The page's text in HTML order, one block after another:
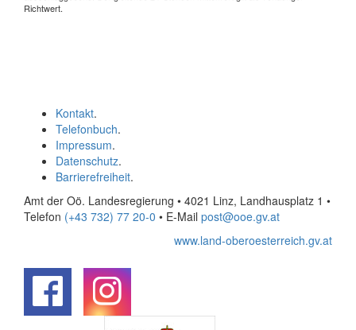
Richtwert.
Kontakt.
Telefonbuch.
Impressum.
Datenschutz.
Barrierefreiheit.
Amt der Oö. Landesregierung • 4021 Linz, Landhausplatz 1 •
Telefon (+43 732) 77 20-0 • E-Mail post@ooe.gv.at
www.land-oberoesterreich.gv.at